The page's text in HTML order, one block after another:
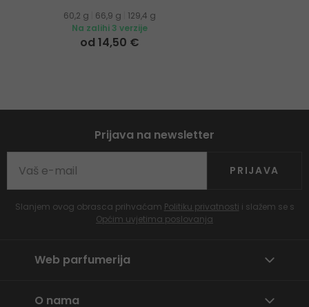
60,2 g 66,9 g
129,4 g
Na zalihi 3 verzije
od 14,50 €
Prijava na newsletter
PRIJAVA
Slanjem ovog obrasca prihvaćam Politiku privatnosti i slažem se s
Općim uvjetima poslovanja
Web parfumerija
O nama